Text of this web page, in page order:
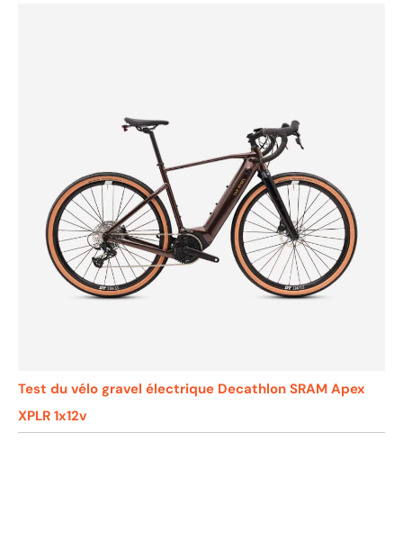
Test du vélo gravel électrique Decathlon SRAM Apex
XPLR 1x12v